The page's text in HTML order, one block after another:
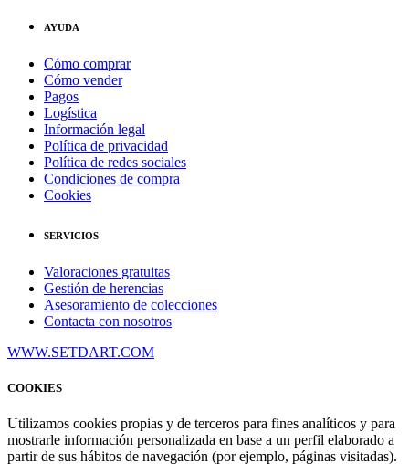
AYUDA
Cómo comprar
Cómo vender
Pagos
Logística
Información legal
Política de privacidad
Política de redes sociales
Condiciones de compra
Cookies
SERVICIOS
Valoraciones gratuitas
Gestión de herencias
Asesoramiento de colecciones
Contacta con nosotros
WWW.SETDART.COM
COOKIES
Utilizamos cookies propias y de terceros para fines analíticos y para
mostrarle información personalizada en base a un perfil elaborado a
partir de sus hábitos de navegación (por ejemplo, páginas visitadas).